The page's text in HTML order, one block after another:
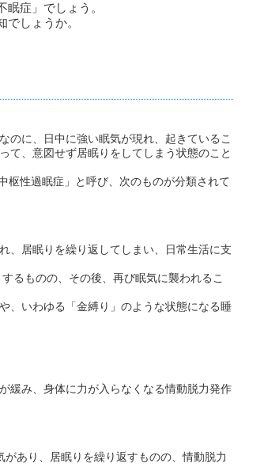
症」でしょう。
しょうか。
のに、日中に強い眠気が現れ、起きているこ
て、意図せず居眠りをしてしまう状態のこと
枢性過眠症」と呼び、次のものが分類されて
、居眠りを繰り返してしまい、日常生活に支
るものの、その後、再び眠気に襲われるこ
、いわゆる「金縛り」のような状態になる睡
緩み、身体に力が入らなくなる情動脱力発作
あり、居眠りを繰り返すものの、情動脱力